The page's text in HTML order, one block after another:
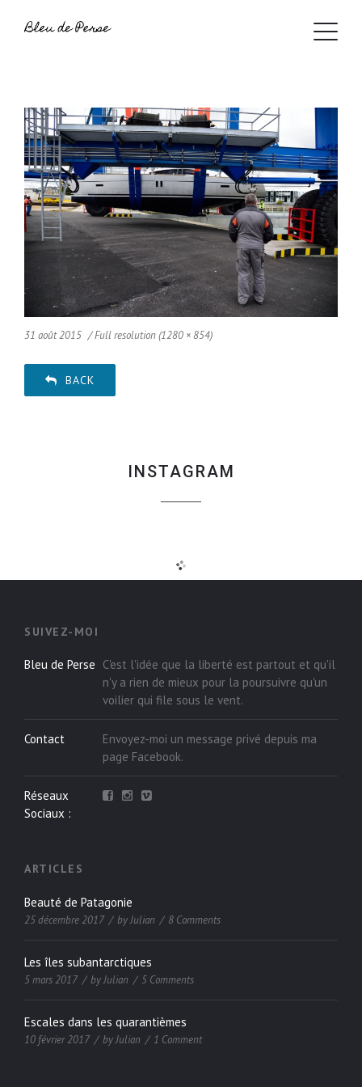
31 août 2015 Full resolution (1280 × 854)
BACK
INSTAGRAM
SUIVEZ-MOI
Bleu de Perse C'est l'idée que la liberté est partout et qu'il
n'y a rien de mieux pour la poursuivre qu'un
voilier qui file sous le vent.
Contact
Envoyez-moi un message privé depuis ma
page Facebook.
Réseaux
Sociaux :
ARTICLES
Beauté de Patagonie
25 décembre 2017 byJulian 8 Comments
Les îles subantarctiques
5 mars 2017 byJulian 5 Comments
Escales dans les quarantièmes
10 février 2017 byJulian 1 Comment